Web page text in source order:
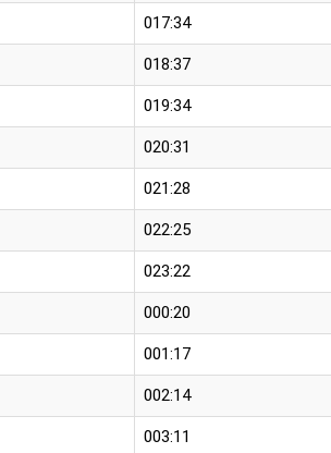
017:34
018:37
019:34
020:31
021:28
022:25
023:22
000:20
001:17
002:14
003:11